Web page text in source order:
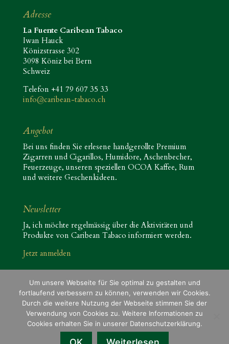
Adresse
La Fuente Caribean Tabaco
Iwan Hauck
Könizstrasse 302
3098 Köniz bei Bern
Schweiz
Telefon +41 79 607 35 33
info@caribean-tabaco.ch
Angebot
Bei uns finden Sie erlesene handgerollte Premium
Zigarren und Cigarillos, Humidore, Aschenbecher,
Feuerzeuge, unseren speziellen OCOA Kaffee, Rum
und weitere Geschenkideen.
Newsletter
Ja, ich möchte regelmässig über die Aktivitäten und
Produkte von Caribean Tabaco informiert werden.
Jetzt anmelden
Impressum
Allgemeine Geschäftsbedingungen
Datenschutzerklärung
Um unsere Webseite für Sie optimal zu gestalten und
fortlaufend verbessern zu können, verwenden wir Cookies.
Durch die weitere Nutzung der Webseite stimmen Sie der
Verwendung von Cookies zu. Weitere Informationen zu
Cookies erhalten Sie in unserer Datenschutzerklärung.